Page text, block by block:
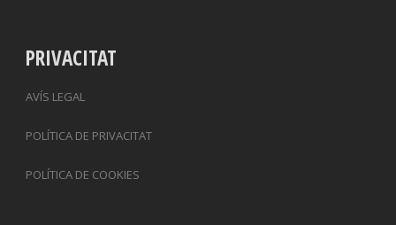
PRIVACITAT
AVÍS LEGAL
POLÍTICA DE PRIVACITAT
POLÍTICA DE COOKIES